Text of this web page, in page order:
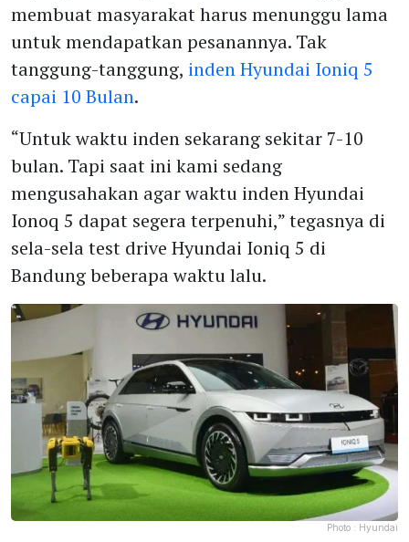
membuat masyarakat harus menunggu lama
untuk mendapatkan pesanannya. Tak
tanggung-tanggung, inden Hyundai Ioniq 5
capai 10 Bulan.
“Untuk waktu inden sekarang sekitar 7-10
bulan. Tapi saat ini kami sedang
mengusahakan agar waktu inden Hyundai
Ionoq 5 dapat segera terpenuhi,” tegasnya di
sela-sela test drive Hyundai Ioniq 5 di
Bandung beberapa waktu lalu.
Photo : Hyundai